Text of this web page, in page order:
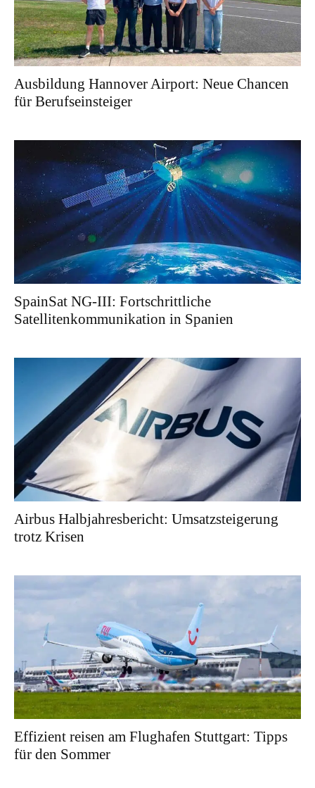
Ausbildung Hannover Airport: Neue Chancen
für Berufseinsteiger
SpainSat NG-III: Fortschrittliche
Satellitenkommunikation in Spanien
Airbus Halbjahresbericht: Umsatzsteigerung
trotz Krisen
Effizient reisen am Flughafen Stuttgart: Tipps
für den Sommer